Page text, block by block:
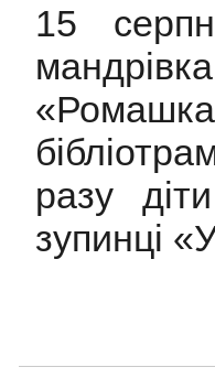
15
разу
зупинці